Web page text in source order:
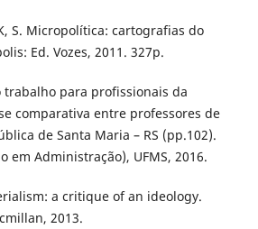
S. Micropolítica: cartografias do
Ed. Vozes, 2011. 327p.
trabalho para profissionais da
comparativa entre professores de
de Santa Maria – RS (pp.102).
em Administração), UFMS, 2016.
a critique of an ideology.
2013.